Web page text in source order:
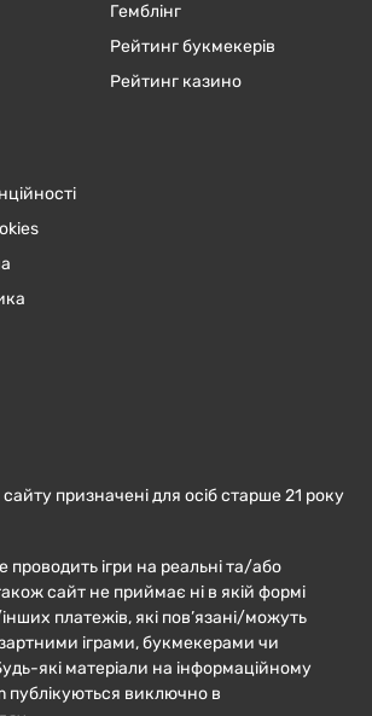
Гемблінг
Рейтинг букмекерів
Рейтинг казино
призначені для осіб старше 21 року
проводить ігри на реальні та/або
сайт не приймає ні в якій формі
платежів, які пов’язані/можуть
іграми, букмекерами чи
які матеріали на інформаційному
публікуються виключно в